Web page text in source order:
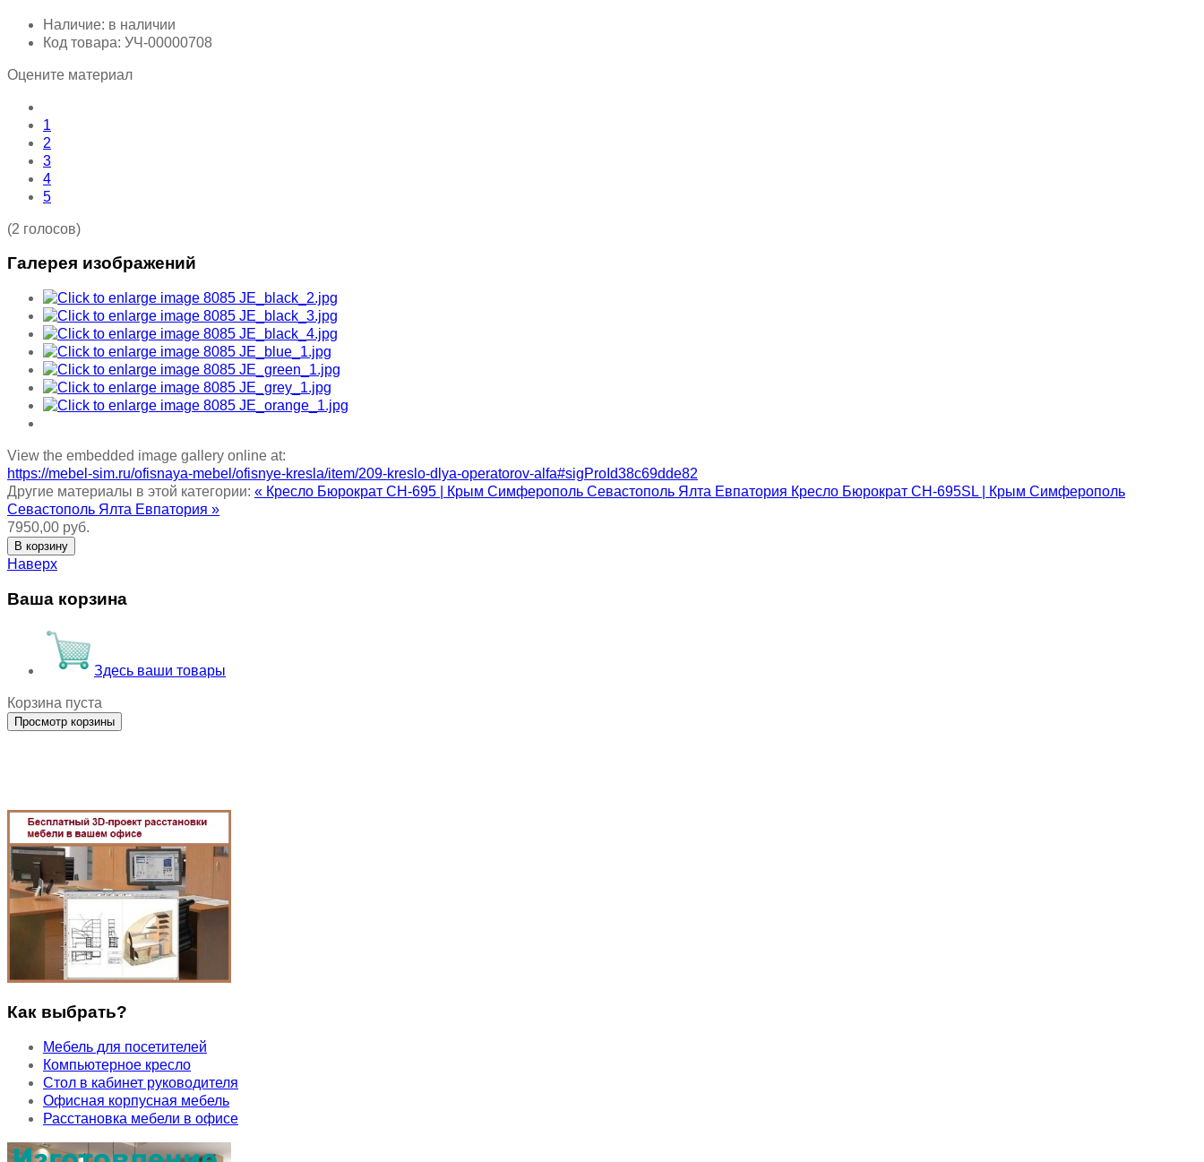
Наличие: в наличии
Код товара: УЧ-00000708
Оцените материал
1
2
3
4
5
(2 голосов)
Галерея изображений
View the embedded image gallery online at:
https://mebel-sim.ru/ofisnaya-mebel/ofisnye-kresla/item/209-kreslo-dlya-operatorov-alfa#sigProId38c69dde82
Другие материалы в этой категории: « Кресло Бюрократ CH-695 | Крым Симферополь Севастополь Ялта Евпатория Кресло Бюрократ CH-695SL | Крым Симферополь
Севастополь Ялта Евпатория »
7950,00 руб.
Наверх
Ваша корзина
Здесь ваши товары
Корзина пуста
Как выбрать?
Мебель для посетителей
Компьютерное кресло
Стол в кабинет руководителя
Офисная корпусная мебель
Расстановка мебели в офисе